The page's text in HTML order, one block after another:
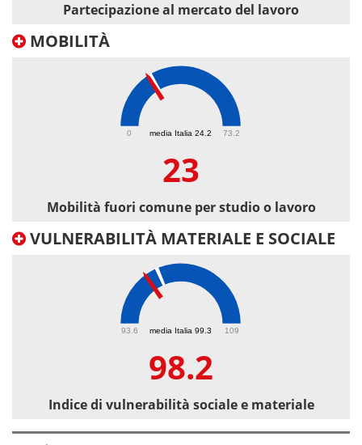
Partecipazione al mercato del lavoro
MOBILITÀ
media Italia 24.2
0 73.2
23
Mobilità fuori comune per studio o lavoro
VULNERABILITÀ MATERIALE E SOCIALE
media Italia 99.3
93.6 109
98.2
Indice di vulnerabilità sociale e materiale